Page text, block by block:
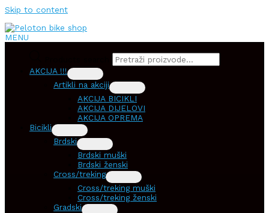
Skip to content
MENU
AKCIJA !!!
Artikli na akciji
AKCIJA BICIKLI
AKCIJA DIJELOVI
AKCIJA OPREMA
Bicikli
Brdski
Brdski muški
Brdski ženski
Cross/treking
Cross/treking muški
Cross/treking ženski
Gradski